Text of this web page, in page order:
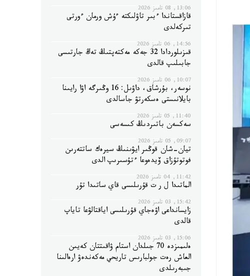
13:06, 08 تامىز 2026
قازاقستاندا ءبىر تاۋلىكتە ءۇش ورمان ءورتى
تىركەلدى
14:56, 06 تامىز 2026
قىزىلوردادا 32 جەكە مەكتەپتىڭ تەڭ جارتىسى
جابىلىپ قالدى
10:07, 06 تامىز 2026
نوسەر، بۇرشاق، داۋىل: 16 وڭىرگە اۋا رايىنا
بايلانىستى ەسكەرتۋ جاسالدى
11:40, 05 تامىز 2026
سەكسەن باتىردىڭ كىسەسى
09:07, 05 تامىز 2026
تيان-شان قوڭىر ايۋىنىڭ سيرەك ساتتەرىن
فوتوتۇزاق ۆيدەوعا ءتۇسىرىپ الدى
11:42, 04 تامىز 2026
الماتىدا ل ر ت قۇرىلىسى قاي ساتىدا تۇر
15:42, 03 تامىز 2026
زايسانداعى اۋەجاي قۇرىلىسى اياقتالۋعا تاياپ
قالدى
15:06, 03 تامىز 2026
ەلىمىزدە 70 جىلدان استام ۋاقىتتان كەيىن
العاش رەت جولبارىس تاريحي مەكەندەۋ ارەالىنا
جىبەرىلدى